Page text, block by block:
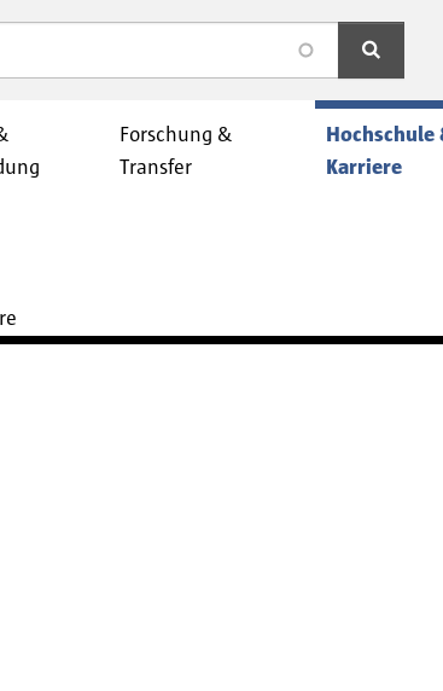
search
Forschung &
Transfer
Hochschule
Karriere